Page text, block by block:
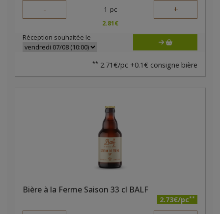
- 1 pc +
2.81€
Réception souhaitée le
** 2.71€/pc +0.1€ consigne bière
Bière à la Ferme Saison 33 cl BALF
2.73€/pc**